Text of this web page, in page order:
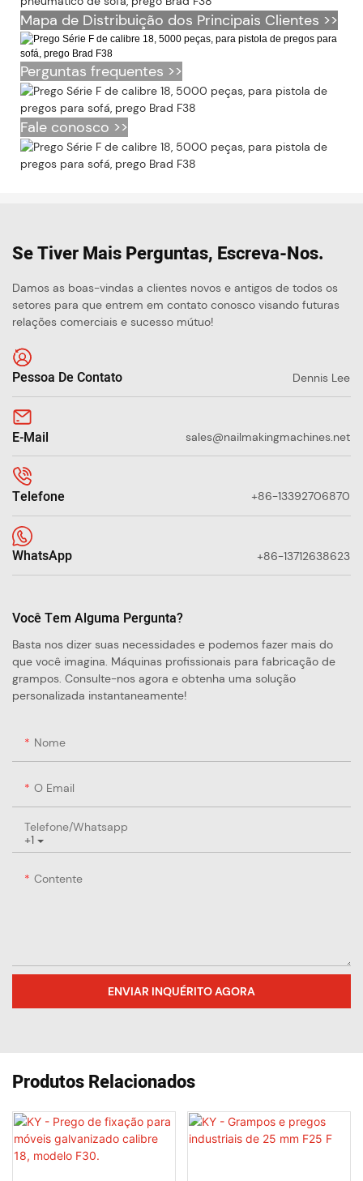
Mapa de Distribuição dos Principais Clientes >>
Perguntas frequentes >>
Fale conosco >>
Se Tiver Mais Perguntas, Escreva-Nos.
Damos as boas-vindas a clientes novos e antigos de todos os
setores para que entrem em contato conosco visando futuras
relações comerciais e sucesso mútuo!
Pessoa De Contato Dennis Lee
E-Mail sales@nailmakingmachines.net
Telefone +86-13392706870
WhatsApp +86-13712638623
Você Tem Alguma Pergunta?
Basta nos dizer suas necessidades e podemos fazer mais do
que você imagina. Máquinas profissionais para fabricação de
grampos. Consulte-nos agora e obtenha uma solução
personalizada instantaneamente!
Nome
O Email
+1
Telefone/whatsapp
Contente
ENVIAR INQUÉRITO AGORA
Produtos Relacionados